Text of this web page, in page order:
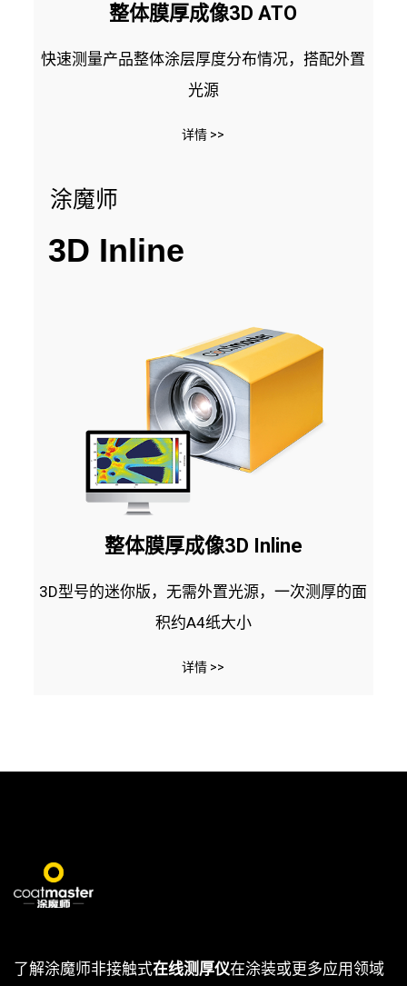
整体膜厚成像3D ATO
快速测量产品整体涂层厚度分布情况，搭配外置
光源
详情 >>
涂魔师
3D Inline
整体膜厚成像3D Inline
3D型号的迷你版，无需外置光源，一次测厚的面
积约A4纸大小
详情 >>
了解涂魔师非接触式在线测厚仪在涂装或更多应用领域